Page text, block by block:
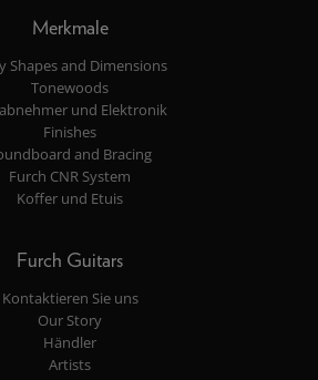
Merkmale
Shapes and Dimensions
Tonewoods
und Elektronik
Finishes
and Bracing
Furch CNR System
Koffer und Etuis
Furch Guitars
Kontaktieren Sie uns
Our Story
Händler
Artists